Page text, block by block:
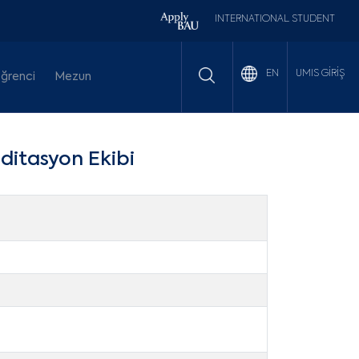
INTERNATIONAL STUDENT
Mezun EN UMIS GİRİŞ
Ekibi